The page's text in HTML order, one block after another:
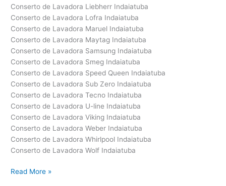
Conserto de Lavadora Liebherr Indaiatuba
Conserto de Lavadora Lofra Indaiatuba
Conserto de Lavadora Maruel Indaiatuba
Conserto de Lavadora Maytag Indaiatuba
Conserto de Lavadora Samsung Indaiatuba
Conserto de Lavadora Smeg Indaiatuba
Conserto de Lavadora Speed Queen Indaiatuba
Conserto de Lavadora Sub Zero Indaiatuba
Conserto de Lavadora Tecno Indaiatuba
Conserto de Lavadora U-line Indaiatuba
Conserto de Lavadora Viking Indaiatuba
Conserto de Lavadora Weber Indaiatuba
Conserto de Lavadora Whirlpool Indaiatuba
Conserto de Lavadora Wolf Indaiatuba
Conserto
Read More »